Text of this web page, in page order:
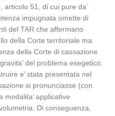
articolo 51, di cui pure da’
impugnata omette di
del TAR che affermano
della Corte territoriale ma
della Corte di cassazione
del problema esegetico.
e’ stata presentata nel
si pronunciasse (con
applicative
Di conseguenza,